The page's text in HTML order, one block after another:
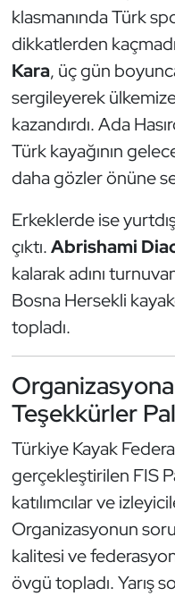
klasmanında Türk
dikkatlerden
Kara, üç gün
sergileyerek
kazandırdı. Ada
Türk kayağının
daha gözler önüne
Erkeklerde ise
çıktı.Abrishami
kalarak adını
Bosna Hersekli
topladı.
Teşekkürler
Türkiye Kayak
gerçekleştirilen FIS
katılımcılar ve
Organizasyonun
kalitesi ve
övgü topladı. Yarış